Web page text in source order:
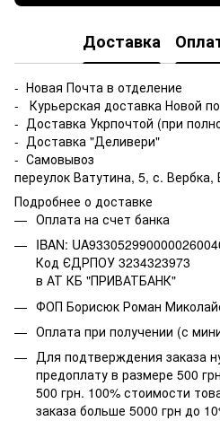
Доставка
- Новая Почта в отделение
- Курьерская доставка Новой
- Доставка Укрпочтой (при
- Доставка "Деливери"
- Самовывоз
переулок Ватутина, 5, с.
Подробнее о доставке
Оплата на счет банка
IBAN:
Код ЄДРПОУ 3234323973
в АТ КБ "ПРИВАТБАНК"
ФОП Борисюк Роман
Оплата при получении (с
Для подтверждения заказа
предоплату в размере 500
500 грн. 100% стоимости
заказа больше 5000 грн до